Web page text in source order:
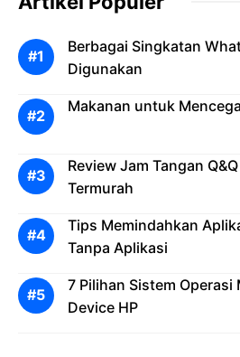
Berbagai Singkatan
Digunakan
Makanan untuk
Review Jam Tangan
Termurah
Tips Memindahkan
Tanpa Aplikasi
7 Pilihan Sistem
Device HP